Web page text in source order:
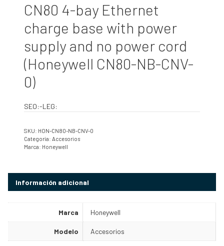
CN80 4-bay Ethernet
charge base with power
supply and no power cord
(Honeywell CN80-NB-CNV-
0)
SEO:-LEG:
SKU: HON-CN80-NB-CNV-0
Categoría: Accesorios
Marca: Honeywell
Información adicional
Marca Honeywell
Modelo Accesorios